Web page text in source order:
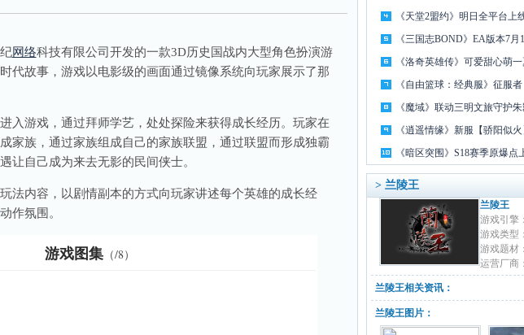
网络科技有限公司开发的一款3D历史国战内大型角色扮演游
代故事，游戏以电影级的画面通过镜像系统向玩家展示了那
入游戏，通过拜师学艺，处处探险来获得成长经历。玩家在
家族，通过家族组成自己的家族联盟，通过联盟而形成独霸
让自己成为来去无影的民间侠士。
内容，以剧情副本的方式向玩家讲述每个英雄的成长经
动作氛围。
游戏图集（/8）
《天堂2盟约》明日全平台上
《三国志BOND》EA版本7月
《洛奇英雄传》可爱甜心萌一
《自由篮球：经典服》征服者
《魔域》联动三明文旅守护
《逍遥情缘》新服【骄阳似火
《暗区突围》S18赛季原爆点
> 兰陵王
兰陵王
游戏引擎：
游戏类型：
游戏题材：
运营厂商：
兰陵王相关资讯：
兰陵王图片：